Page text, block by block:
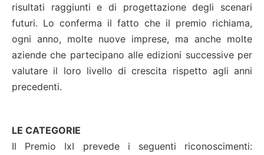
risultati raggiunti e di progettazione degli scenari
futuri. Lo conferma il fatto che il premio richiama,
ogni anno, molte nuove imprese, ma anche molte
aziende che partecipano alle edizioni successive per
valutare il loro livello di crescita rispetto agli anni
precedenti.
LE CATEGORIE
Il Premio IxI prevede i seguenti riconoscimenti: